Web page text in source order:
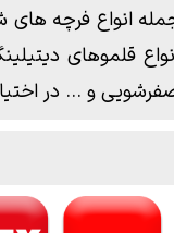
انواع فرچه های
قلموهای
و ... در